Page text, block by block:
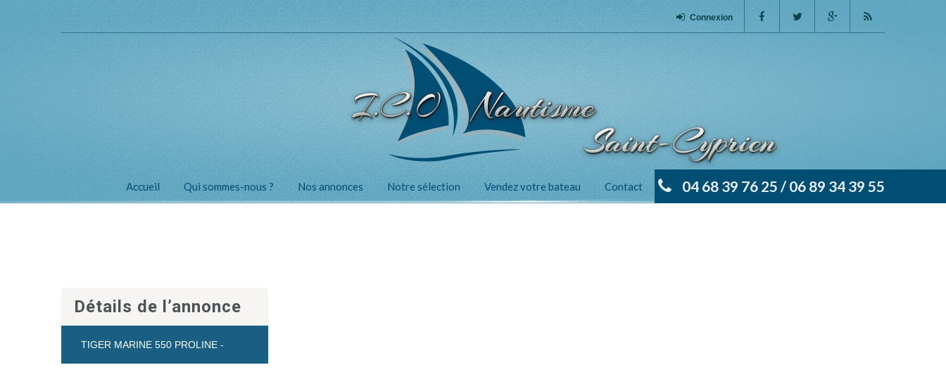
Connexion
04 68 39 76 25 / 06 89 34 39 55
Accueil Qui sommes-nous ? Nos annonces Notre sélection Vendez votre bateau Contact
Détails de l’annonce
TIGER MARINE 550 PROLINE -